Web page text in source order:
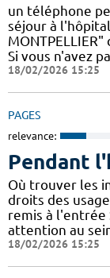
un téléphone
séjour à
Si vous n'avez
18/02/2026 15:25
PAGES
relevance:
Pendant
Où trouver les
droits des
remis à l'entrée
attention au
18/02/2026 15:25